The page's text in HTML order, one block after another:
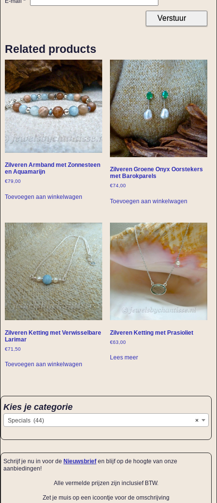
Related products
Zilveren Armband met Zonnesteen
en Aquamarijn
€79,00
Toevoegen aan winkelwagen
Zilveren Groene Onyx Oorstekers
met Barokparels
€74,00
Toevoegen aan winkelwagen
Zilveren Ketting met Verwisselbare
Larimar
€71,50
Toevoegen aan winkelwagen
Zilveren Ketting met Prasioliet
€63,00
Lees meer
Kies je categorie
×
Specials (44)
Schrijf je nu in voor de Nieuwsbrief en blijf op de hoogte van onze
aanbiedingen!
Alle vermelde prijzen zijn inclusief BTW.
Zet je muis op een icoontje voor de omschrijving